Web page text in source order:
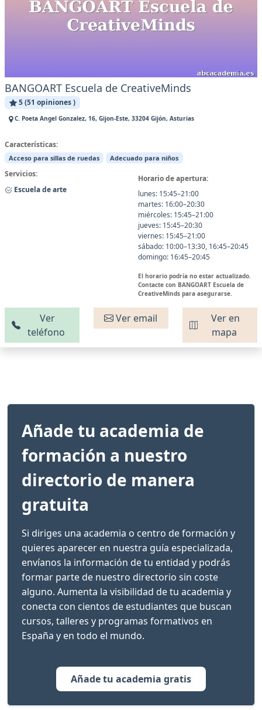
BANGOART Escuela de CreativeMinds
5 (51 opiniones )
C. Poeta Angel Gonzalez, 16, Gijon-Este, 33204 Gijón, Asturias
Características:
Acceso para sillas de ruedas Adecuado para niños
Servicios:
Escuela de arte
Horario de apertura:
lunes: 15:45–21:00
martes: 16:00–20:30
miércoles: 15:45–21:00
jueves: 15:45–20:30
viernes: 15:45–21:00
sábado: 10:00–13:30, 16:45–20:45
domingo: 16:45–20:45
El horario podría no estar actualizado.
Contacte con BANGOART Escuela de
CreativeMinds para asegurarse.
Ver
teléfono
Ver email
Ver en
mapa
Añade tu academia de
formación a nuestro
directorio de manera
gratuita
Si diriges una academia o centro de formación y
quieres aparecer en nuestra guía especializada,
envíanos la información de tu entidad y podrás
formar parte de nuestro directorio sin coste
alguno. Aumenta la visibilidad de tu academia y
conecta con cientos de estudiantes que buscan
cursos, talleres y programas formativos en
España y en todo el mundo.
Añade tu academia gratis